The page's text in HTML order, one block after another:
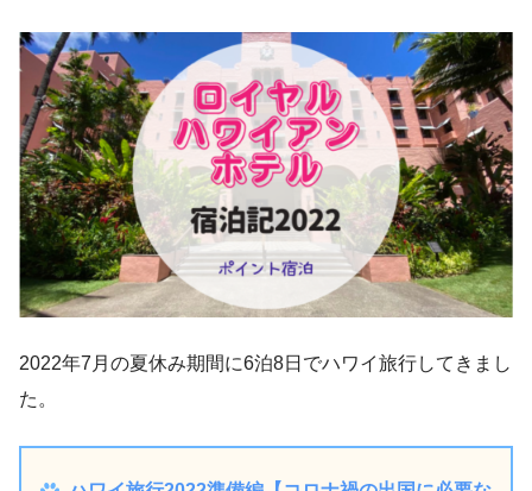
2022年7月の夏休み期間に6泊8日でハワイ旅行してきまし
た。